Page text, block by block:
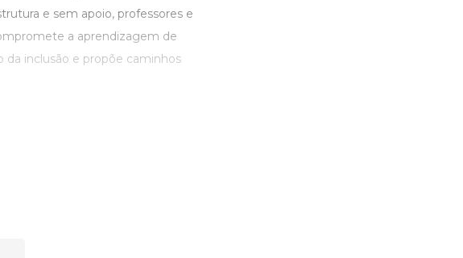
e sem apoio, professores e
a aprendizagem de
da inclusão e propõe caminhos